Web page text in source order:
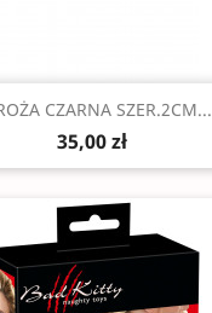
Szybki podgląd
CZARNA SZER.2CM...
35,00 zł